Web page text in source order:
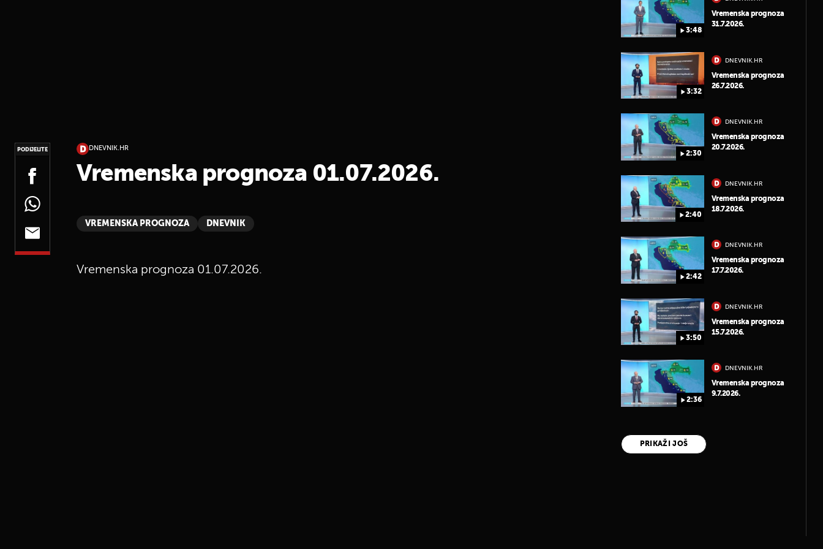
PODIJELITE DNEVNIK.HR
Vremenska prognoza 01.07.2026.
VREMENSKA PROGNOZA DNEVNIK
Vremenska prognoza 01.07.2026.
3:48
Vremenska prognoza
31.7.2026.
3:32
DNEVNIK.HR
Vremenska prognoza
26.7.2026.
2:30
DNEVNIK.HR
Vremenska prognoza
20.7.2026.
2:40
DNEVNIK.HR
Vremenska prognoza
18.7.2026.
2:42
DNEVNIK.HR
Vremenska prognoza
17.7.2026.
3:50
DNEVNIK.HR
Vremenska prognoza
15.7.2026.
2:36
DNEVNIK.HR
Vremenska prognoza
9.7.2026.
PRIKAŽI JOŠ